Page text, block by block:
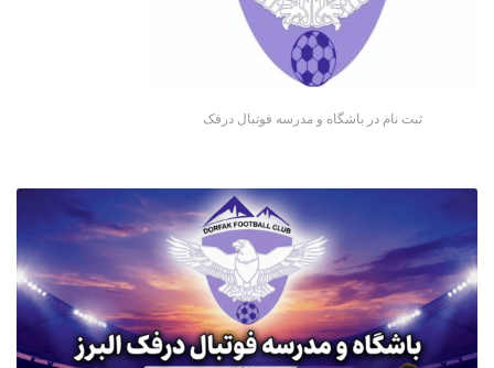
ثبت نام در باشگاه و مدرسه فوتبال درفک